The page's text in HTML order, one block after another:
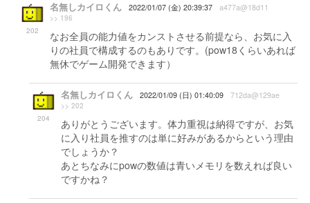
202
名無しカイロくん 2022/01/07 (金) 20:39:37 a477a@18d11
>> 196
なお全員の能力値をカンストさせる前提なら、お気に入
りの社員で構成するのもありです。(pow18くらいあれば
無休でゲーム開発できます）
204
名無しカイロくん 2022/01/09 (日) 01:40:09 712da@129ae
>> 202
ありがとうございます。体力重視は納得ですが、お気
に入り社員を推すのは単に好みがあるからという理由
でしょうか？
あとちなみにpowの数値は青いメモリを数えれば良い
ですかね？